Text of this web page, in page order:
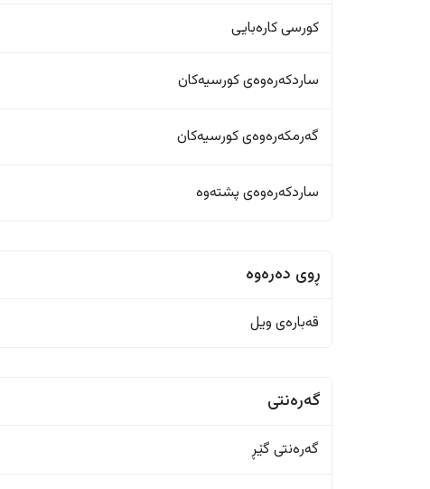
کورسی کارەبایی
ساردکەرەوەی کورسیەکان
گەرمکەرەوەی کورسیەکان
ساردکەرەوەی پشتەوە
ڕوی دەرەوە
قەبارەی ویل
گەرەنتی
گەرەنتی گێڕ